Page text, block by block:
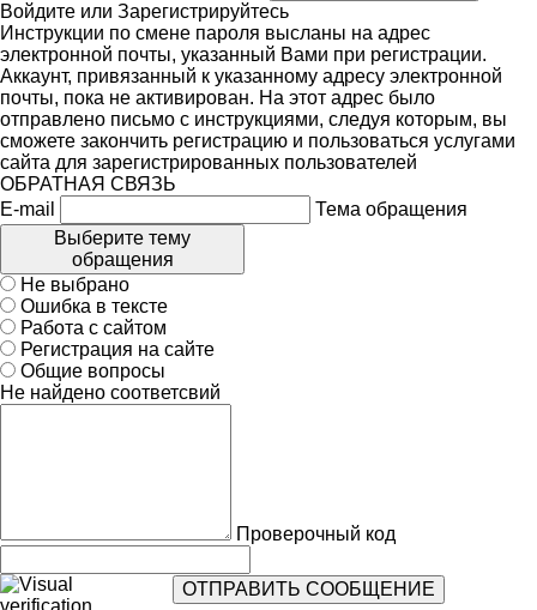
Войдите или Зарегистрируйтесь
Инструкции по смене пароля высланы на адрес
электронной почты, указанный Вами при регистрации.
Аккаунт, привязанный к указанному адресу электронной
почты, пока не активирован. На этот адрес было
отправлено письмо с инструкциями, следуя которым, вы
сможете закончить регистрацию и пользоваться услугами
сайта для зарегистрированных пользователей
ОБРАТНАЯ СВЯЗЬ
E-mail
Тема обращения
Выберите тему
обращения
Не выбрано
Ошибка в тексте
Работа с сайтом
Регистрация на сайте
Общие вопросы
Не найдено соответсвий
Проверочный код